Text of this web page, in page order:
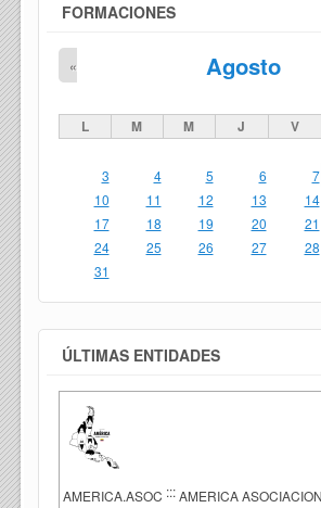
FORMACIONES
Agosto
«
L M M J V
3
4 5 6 7
10
11 12 13 14
17
18 19 20 21
24
25 26 27 28
31
ÚLTIMAS ENTIDADES
AMERICA.ASOC ::: AMERICA